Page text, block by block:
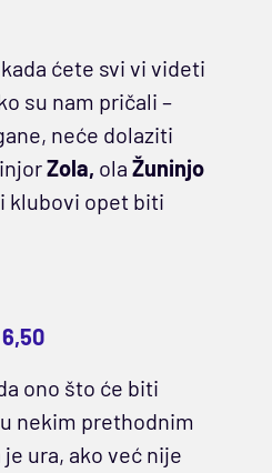
ćete svi vi videti
su nam pričali –
neće dolaziti
Zola, ola Žuninjo
klubovi opet biti
6,50
ono što će biti
nekim prethodnim
ura, ako već nije